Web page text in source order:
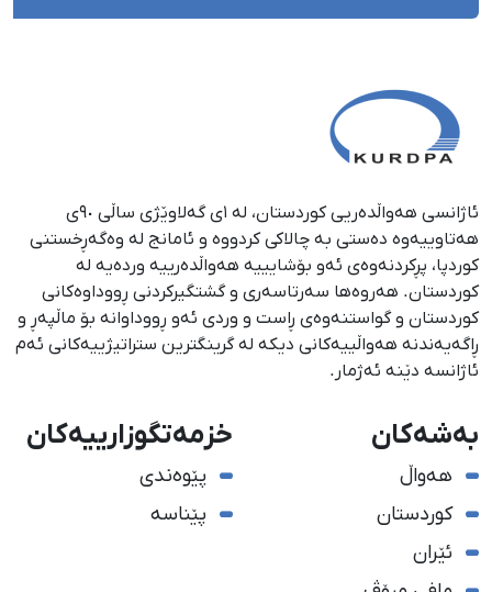
ئاژانسی هەواڵدەریی کوردستان، لە ١ی گەلاوێژی ساڵی ٩٠ی
هەتاوییەوە دەستی بە چالاکی کردووە و ئامانج لە وەگەڕخستنی
كوردپا، پڕكردنەوەی ئەو بۆشایییە هەواڵدەرییە وردەیە لە
كوردستان. هەروەها سەرتاسەری و گشتگیركردنی ڕووداوەكانی
كوردستان و گواستنەوەی ڕاست و وردی ئەو ڕووداوانە بۆ ماڵپەڕ و
ڕاگەیەندنە هەواڵییەكانی دیكە لە گرینگترین ستراتیژییەكانی ئەم
ئاژانسە دێنە ئەژمار.
بەشەکان
هەواڵ
کوردستان
ئێران
خزمەتگوزارییەکان
پێوەندی
پێناسە